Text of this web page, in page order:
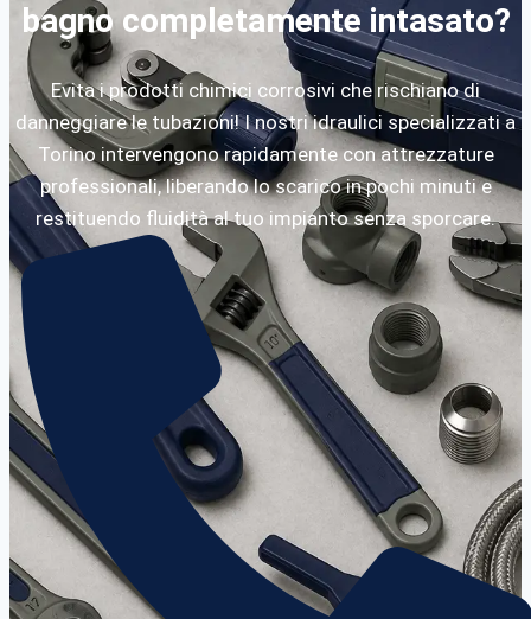
bagno completamente intasato?
Evita i prodotti chimici corrosivi che rischiano di
danneggiare le tubazioni! I nostri idraulici specializzati a
Torino intervengono rapidamente con attrezzature
professionali, liberando lo scarico in pochi minuti e
restituendo fluidità al tuo impianto senza sporcare.